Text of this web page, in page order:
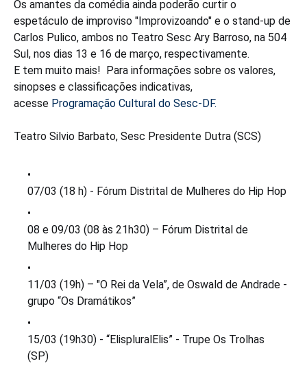
Os amantes da comédia ainda poderão curtir o
espetáculo de improviso "Improvizoando" e o stand-up de
Carlos Pulico, ambos no Teatro Sesc Ary Barroso, na 504
Sul, nos dias 13 e 16 de março, respectivamente.
E tem muito mais! Para informações sobre os valores,
sinopses e classificações indicativas,
acesse Programação Cultural do Sesc-DF.
Teatro Silvio Barbato, Sesc Presidente Dutra (SCS)
07/03 (18 h) - Fórum Distrital de Mulheres do Hip Hop
08 e 09/03 (08 às 21h30) – Fórum Distrital de
Mulheres do Hip Hop
11/03 (19h) – "O Rei da Vela”, de Oswald de Andrade -
grupo “Os Dramátikos”
15/03 (19h30) - “ElispluralElis” - Trupe Os Trolhas
(SP)